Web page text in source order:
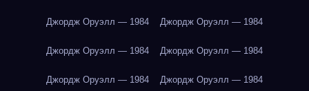
Джордж Оруэлл — 1984 Джордж Оруэлл — 1984
Джордж Оруэлл — 1984 Джордж Оруэлл — 1984
Джордж Оруэлл — 1984 Джордж Оруэлл — 1984